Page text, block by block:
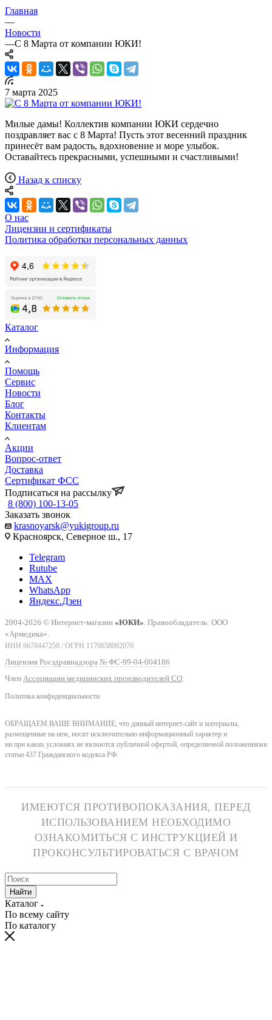
Главная
—
Новости
—С 8 Марта от компании ЮКИ!
7 марта 2025
Милые дамы! Коллектив компании ЮКИ сердечно
поздравляет вас с 8 Марта! Пусть этот весенний праздник
принесёт вам радость, вдохновение и море улыбок.
Оставайтесь прекрасными, успешными и счастливыми!
Назад к списку
О нас
Лицензии и сертификаты
Политика обработки персональных данных
Каталог
Информация
Помощь
Сервис
Новости
Блог
Контакты
Клиентам
Акции
Вопрос-ответ
Доставка
Сертификат ФСС
Подписаться на рассылку
8 (800) 100-13-05
Заказать звонок
krasnoyarsk@yukigroup.ru
Красноярск, Северное ш., 17
Telegram
Rutube
MAX
WhatsApp
Яндекс.Дзен
2004-2026 © Интернет-магазин «ЮКИ» . Правообладатель: ООО
«Армедика».
ИНН 6670447250 / ОГРН 1176658002070
Лицензия Росздравнадзора № ФС-99-04-004186
Член Ассоциации медицинских производителей СО
Политика конфиденциальности
ОБРАЩАЕМ ВАШЕ ВНИМАНИЕ, что данный интернет-сайт и материалы,
размещенные на нем, носят исключительно информационный характер и
ни при каких условиях не являются публичной офертой, определяемой положениями
статьи 437 Гражданского кодекса РФ.
ИМЕЮТСЯ ПРОТИВОПОКАЗАНИЯ, ПЕРЕД
ИСПОЛЬЗОВАНИЕМ НЕОБХОДИМО
ОЗНАКОМИТЬСЯ С ИНСТРУКЦИЕЙ И
ПРОКОНСУЛЬТИРОВАТЬСЯ С ВРАЧОМ
Найти
Каталог
По всему сайту
По каталогу